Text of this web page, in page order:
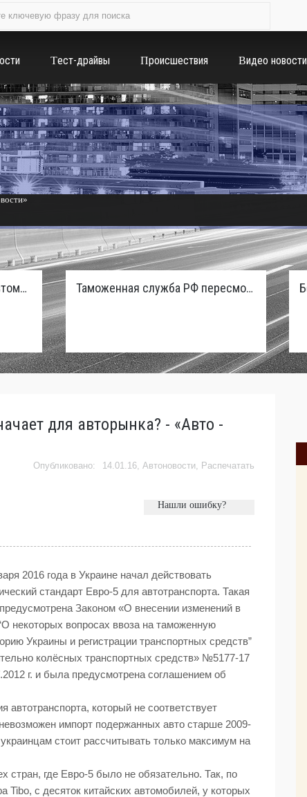
Тест-драйвы Происшествия Видео новости
- «Тюнинг и автоспорт»
Стоимость обслуживания автомобилей в России вырастет из-за дефицита кадров Таможенная служба РФ пересмотрела правила ввоза машин из ЕАЭС и начисляет пени покупателям
для авторынка? - «Авто -
14.01.16, Автоновости, Распечатать
Нашли ошибку?
2016 года в Украине начал действовать
стандарт Евро-5 для автотранспорта. Такая
Законом «О внесении изменений в
некоторых вопросах ввоза на таможенную
Украины и регистрации транспортных средств”
колёсных транспортных средств» №5177-17
г. и была предусмотрена соглашением об
автотранспорта, который не соответствует
импорт подержанных авто старше 2009-
стоит рассчитывать только максимум на
стран, где Евро-5 было не обязательно. Так, по
с десяток китайских автомобилей, у которых